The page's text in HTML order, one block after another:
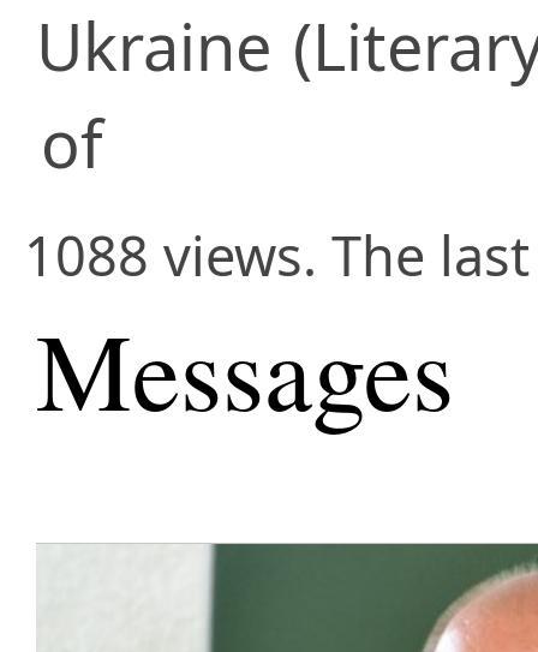
Ukraine
of
1088 views. The
Messages